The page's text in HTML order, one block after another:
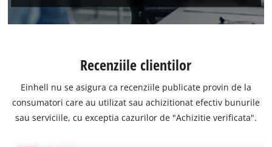
Recenziile clientilor
Einhell nu se asigura ca recenziile publicate provin de la
consumatori care au utilizat sau achizitionat efectiv bunurile
sau serviciile, cu exceptia cazurilor de "Achizitie verificata".